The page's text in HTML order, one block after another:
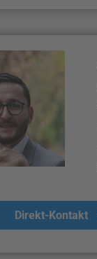
Direkt-Kontakt